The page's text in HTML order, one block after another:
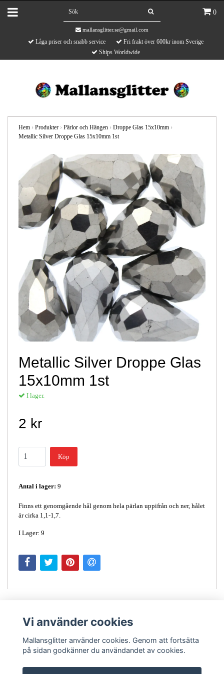
0
mallansglitter.se@gmail.com
Låga priser och snabb service
Fri frakt över 600kr inom Sverige
Ships Worldwide
Hem › Produkter › Pärlor och Hängen › Droppe Glas 15x10mm ›
Metallic Silver Droppe Glas 15x10mm 1st
Metallic Silver Droppe Glas
15x10mm 1st
I lager.
2 kr
Köp
Antal i lager: 9
Finns ett genomgående hål genom hela pärlan uppifrån och ner, hålet
är cirka 1,1-1,7.
I Lager: 9
Vi använder cookies
Mallansglitter använder cookies. Genom att fortsätta
på sidan godkänner du användandet av cookies.